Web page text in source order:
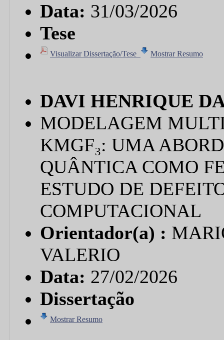
Data: 31/03/2026
Tese
Visualizar Dissertação/Tese Mostrar Resumo
DAVI HENRIQUE
MODELAGEM
KMGF₃: UMA
QUÂNTICA COMO
ESTUDO DE
COMPUTACIONAL
Orientador(a) :
VALERIO
Data: 27/02/2026
Dissertação
Mostrar Resumo